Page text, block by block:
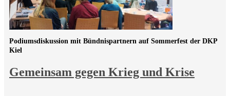
Gemeinsam gegen Krieg und Krise
Podiumsdiskussion mit Bündnispartnern auf Sommerfest der DKP
Kiel